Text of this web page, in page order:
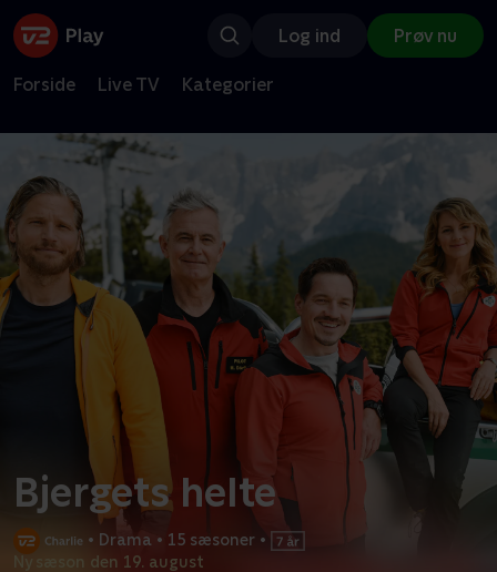
Log ind Prøv nu
Forside Live TV Kategorier
Bjergets helte
• Drama • 15 sæsoner •
Ny sæson den 19. august